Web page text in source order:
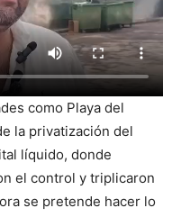
como Playa del
la privatización del
líquido, donde
el control y triplicaron
se pretende hacer lo